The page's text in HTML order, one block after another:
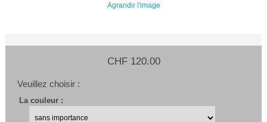
Agrandir l'image
CHF 120.00
Veuillez choisir :
La couleur :